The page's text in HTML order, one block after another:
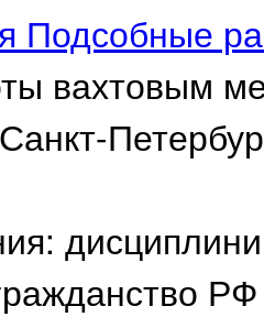
Подсобные
вахтовым